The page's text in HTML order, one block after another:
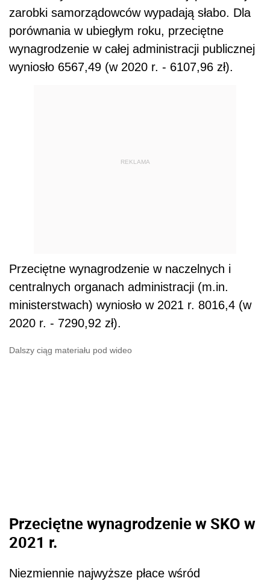
zarobki samorządowców wypadają słabo. Dla
porównania w ubiegłym roku, przeciętne
wynagrodzenie w całej administracji publicznej
wyniosło 6567,49 (w 2020 r. - 6107,96 zł).
REKLAMA
Przeciętne wynagrodzenie w naczelnych i
centralnych organach administracji (m.in.
ministerstwach) wyniosło w 2021 r. 8016,4 (w
2020 r. - 7290,92 zł).
Dalszy ciąg materiału pod wideo
Przeciętne wynagrodzenie w SKO w
2021 r.
Niezmiennie najwyższe płace wśród